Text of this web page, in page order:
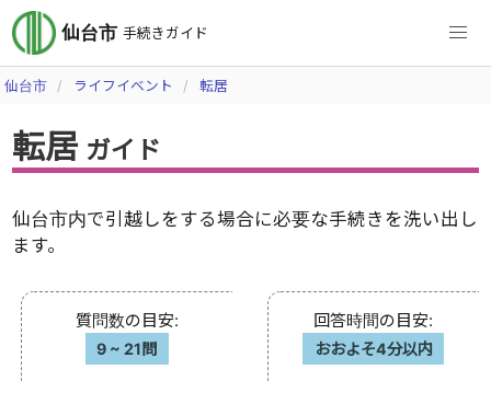
仙台市 手続きガイド
仙台市 ライフイベント 転居
転居 ガイド
仙台市内で引越しをする場合に必要な手続きを洗い出し
ます。
質問数の目安:
9 ~21問
回答時間の目安:
おおよそ4分以内